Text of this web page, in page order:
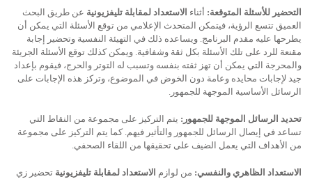
التحضير للأسئلة المتوقعة: أثناء الاستعداد لمقابلة تليفزيونية عن طريق البحث
العميق تتسع الرؤية، فيتمكن المتحدث الإعلامي من توقع الأسئلة التي يمكن أن
يطرحها عليه مقدم البرنامج. ويساعده ذلك في التهيئة النفسية وتحضير إجابة
مقنعة للرد على تلك الأسئلة بكل ثقة وشفافية. ويمكن كذلك توقع الأسئلة الجريئة
والمحرجة التي يمكن أن تهز ثقته بنفسه وتسبب له التوتر والحرج، فيقوم بإعداد
جيد لإجابات محايده وعامة دون الخوض في الموضوع، وتركز هذه الإجابات على
الرسائل الأساسية الموجهة للجمهور.
تحديد الرسائل الموجهة للجمهور: يتم التركيز على مجموعة من النقاط التي
تساعد في إيصال الرسائل للجمهور والتأثير فيهم. كما يتم التركيز على مجموعة
من الأهداف التي يعمل الضيف على تحقيقها من اللقاء الصحفي.
الاستعداد الظاهري والنفسي: من لوازم الاستعداد لمقابلة تليفزيونية تحضير زي